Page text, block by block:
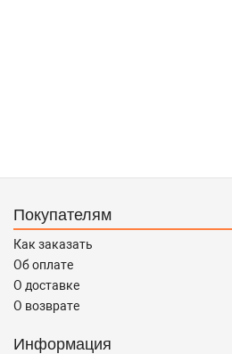
Покупателям
Как заказать
Об оплате
О доставке
О возврате
Информация